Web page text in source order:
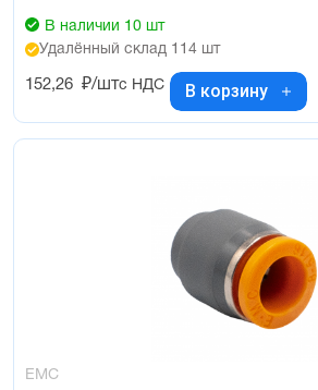
В наличии 10 шт
Удалённый склад 114 шт
152,26 ₽/штс НДС В корзину
EMC